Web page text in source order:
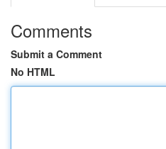
Comments
Submit a Comment
No HTML